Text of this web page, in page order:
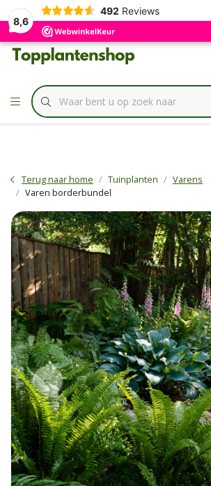
8,6
492 Reviews
✔Specialist inBorderbundels
Terug naar home Tuinplanten
Varens
Varen borderbundel